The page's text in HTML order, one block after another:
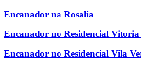
Encanador na Rosalia
Encanador no Residencial Vitoria
Encanador no Residencial Vila